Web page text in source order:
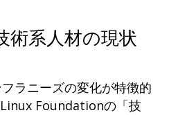
術系人材の現状
ラニーズの変化が特徴的
Foundationの「技